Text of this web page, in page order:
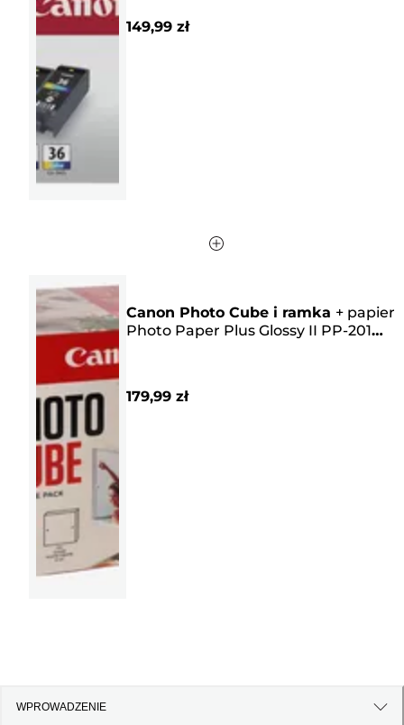
na
149,99 zł
Canon Photo Cube i ramka + papier
Photo Paper Plus Glossy II PP-201
179,99 zł
WPROWADZENIE